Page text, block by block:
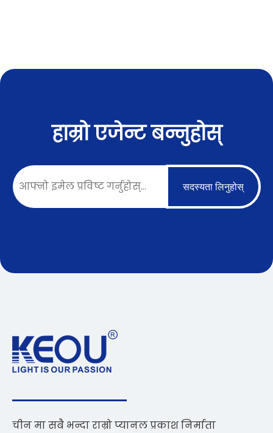
हाम्रो एजेन्ट बन्नुहोस्
सदस्यता लिनुहोस्
चीन मा सबै भन्दा राम्रो प्यानल प्रकाश निर्माता